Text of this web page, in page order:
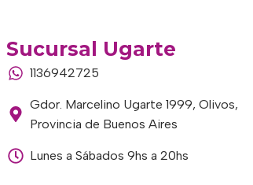
Sucursal Ugarte
1136942725
Gdor. Marcelino Ugarte 1999, Olivos,
Provincia de Buenos Aires
Lunes a Sábados 9hs a 20hs